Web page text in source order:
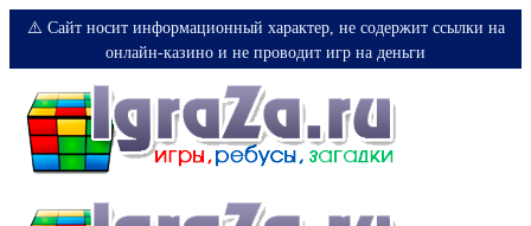
⚠️ Сайт носит информационный характер, не содержит ссылки на
онлайн-казино и не проводит игр на деньги